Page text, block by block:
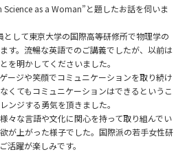
as a Woman”と題したお話を伺いま
して東京大学の国際高等研修所で物理学の
す。流暢な英語でのご講義でしたが、以前は
を明かしてくださいました。
ージや笑顔でコミュニケーションを取り続け
くてもコミュニケーションはできるというこ
ンジする勇気を頂きました。
々な言語や文化に関心を持って取り組んでい
が上がった様子でした。国際派の若手女性研
活躍が楽しみです。